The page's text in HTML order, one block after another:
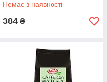
Немає в наявності
384 ₴